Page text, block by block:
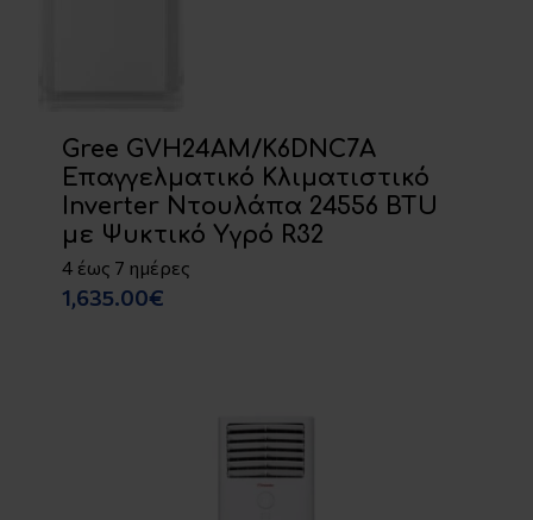
Gree GVH24AM/K6DNC7A
Επαγγελματικό Κλιματιστικό
Inverter Ντουλάπα 24556 BTU
με Ψυκτικό Υγρό R32
4 έως 7 ημέρες
1,635.00€